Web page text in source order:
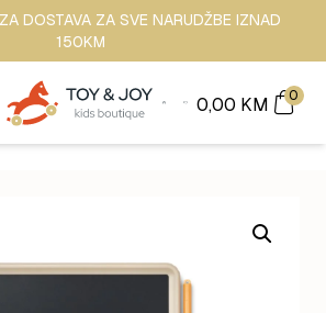
DOSTAVA ZA SVE NARUDŽBE IZNAD
150KM
0,00 KM 0